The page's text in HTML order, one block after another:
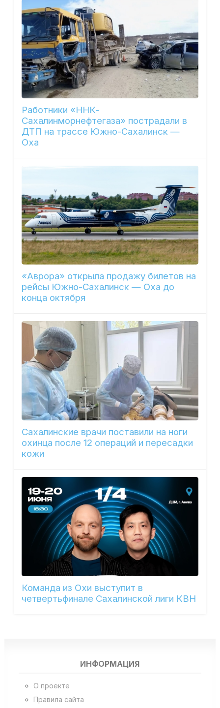
Работники «ННК-
Сахалинморнефтегаза» пострадали в
ДТП на трассе Южно-Сахалинск —
Оха
«Аврора» открыла продажу билетов на
рейсы Южно-Сахалинск — Оха до
конца октября
Сахалинские врачи поставили на ноги
охинца после 12 операций и пересадки
кожи
Команда из Охи выступит в
четвертьфинале Сахалинской лиги КВН
ИНФОРМАЦИЯ
О проекте
Правила сайта